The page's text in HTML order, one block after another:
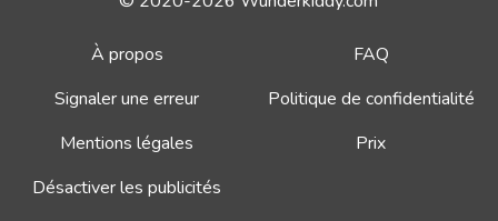
À propos
FAQ
Signaler une erreur
Politique de confidentialité
Mentions légales
Prix
Désactiver les publicités